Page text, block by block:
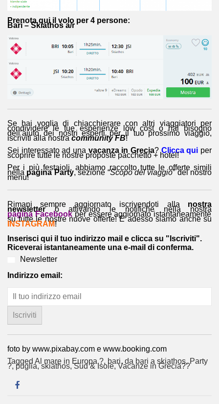
Prenota qui il volo per 4 persone:
Bari – Skiathos a/r
Se hai voglia di chiacchierare con altri viaggiatori per
condividere le tue esperienze low cost o hai bisogno
dell’aiuto dei nostri esperti per il tuo prossimo viaggio,
iscriviti alla nostracommunity FB!
Sei interessato ad una vacanza in Grecia?Clicca qui per
scoprire tutte le nostre proposte pacchetto + hotel!
Per i più festaioli, abbiamo raccolto tutte le offerte simili
nella pagina Party, sezione “Scopo del viaggio” del nostro
menu!
Rimani sempre aggiornato iscrivendoti alla nostra
newslettero attivando le notifiche nella nostra
pagina Facebookper essere aggiornato istantaneamente
su tutte le nostre nuove offerte! E adesso siamo anche su
INSTAGRAM!
Inserisci qui il tuo indirizzo mail e clicca su "Iscriviti".
Riceverai istantaneamente una e-mail di conferma.
Newsletter
Indirizzo email:
foto by www.pixabay.com e www.booking.com
Tagged Al mare in Europa ?️, bari,da bari a skiathos,Party
?,puglia,skiathos,Sud & Isole,Vacanze in Grecia??